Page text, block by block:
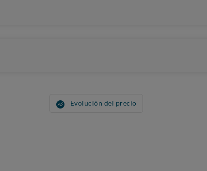
Evolución del precio